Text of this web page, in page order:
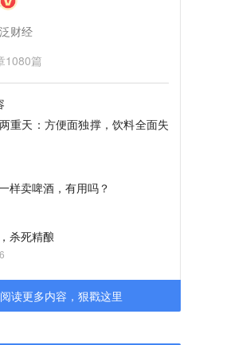
财经
1080篇
重天：方便面独撑，饮料全面失
样卖啤酒，有用吗？
杀死精酿
阅读更多内容，狠戳这里